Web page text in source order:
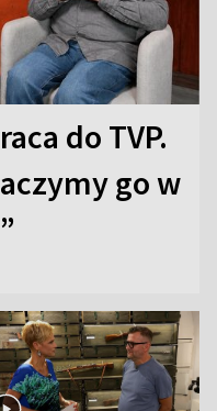
do TVP.
go w